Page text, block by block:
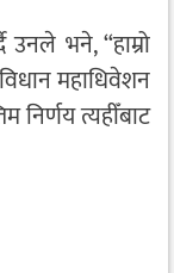
उनले भने, “हाम्रो
महाधिवेशन
निर्णय त्यहीँबाट